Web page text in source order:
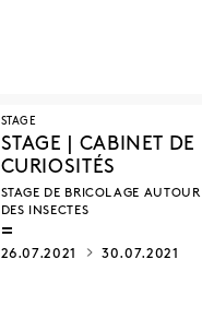
STAGE
STAGE | CABINET DE
CURIOSITÉS
STAGE DE BRICOLAGE AUTOUR
DES INSECTES
26.07.2021 30.07.2021